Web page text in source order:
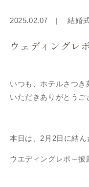
2025.02.07 | 結婚
ウェディングレ
いつも、ホテルさつ
いただきありがとうご
本日は、2月2日に結ん
ウエディングレポ～